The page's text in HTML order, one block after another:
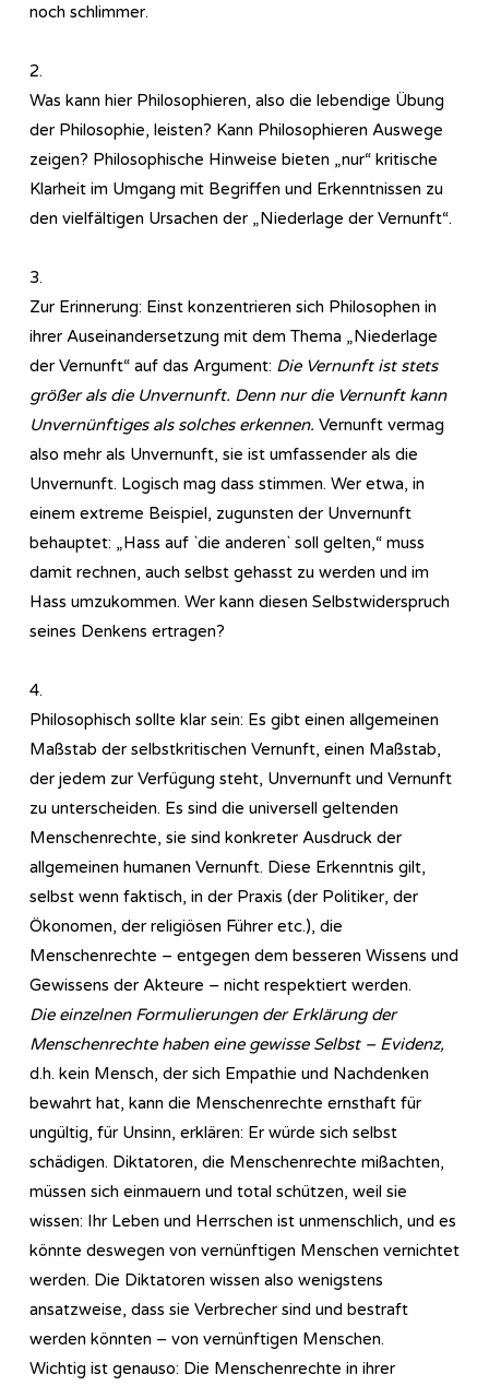
noch schlimmer.
2.
Was kann hier Philosophieren, also die lebendige Übung
der Philosophie, leisten? Kann Philosophieren Auswege
zeigen? Philosophische Hinweise bieten „nur“ kritische
Klarheit im Umgang mit Begriffen und Erkenntnissen zu
den vielfältigen Ursachen der „Niederlage der Vernunft“.
3.
Zur Erinnerung: Einst konzentrieren sich Philosophen in
ihrer Auseinandersetzung mit dem Thema „Niederlage
der Vernunft“ auf das Argument: Die Vernunft ist stets
größer als die Unvernunft. Denn nur die Vernunft kann
Unvernünftiges als solches erkennen. Vernunft vermag
also mehr als Unvernunft, sie ist umfassender als die
Unvernunft. Logisch mag dass stimmen. Wer etwa, in
einem extreme Beispiel, zugunsten der Unvernunft
behauptet: „Hass auf `die anderen` soll gelten,“ muss
damit rechnen, auch selbst gehasst zu werden und im
Hass umzukommen. Wer kann diesen Selbstwiderspruch
seines Denkens ertragen?
4.
Philosophisch sollte klar sein: Es gibt einen allgemeinen
Maßstab der selbstkritischen Vernunft, einen Maßstab,
der jedem zur Verfügung steht, Unvernunft und Vernunft
zu unterscheiden. Es sind die universell geltenden
Menschenrechte, sie sind konkreter Ausdruck der
allgemeinen humanen Vernunft. Diese Erkenntnis gilt,
selbst wenn faktisch, in der Praxis (der Politiker, der
Ökonomen, der religiösen Führer etc.), die
Menschenrechte – entgegen dem besseren Wissens und
Gewissens der Akteure – nicht respektiert werden.
Die einzelnen Formulierungen der Erklärung der
Menschenrechte haben eine gewisse Selbst – Evidenz,
d.h. kein Mensch, der sich Empathie und Nachdenken
bewahrt hat, kann die Menschenrechte ernsthaft für
ungültig, für Unsinn, erklären: Er würde sich selbst
schädigen. Diktatoren, die Menschenrechte mißachten,
müssen sich einmauern und total schützen, weil sie
wissen: Ihr Leben und Herrschen ist unmenschlich, und es
könnte deswegen von vernünftigen Menschen vernichtet
werden. Die Diktatoren wissen also wenigstens
ansatzweise, dass sie Verbrecher sind und bestraft
werden könnten – von vernünftigen Menschen.
Wichtig ist genauso: Die Menschenrechte in ihrer